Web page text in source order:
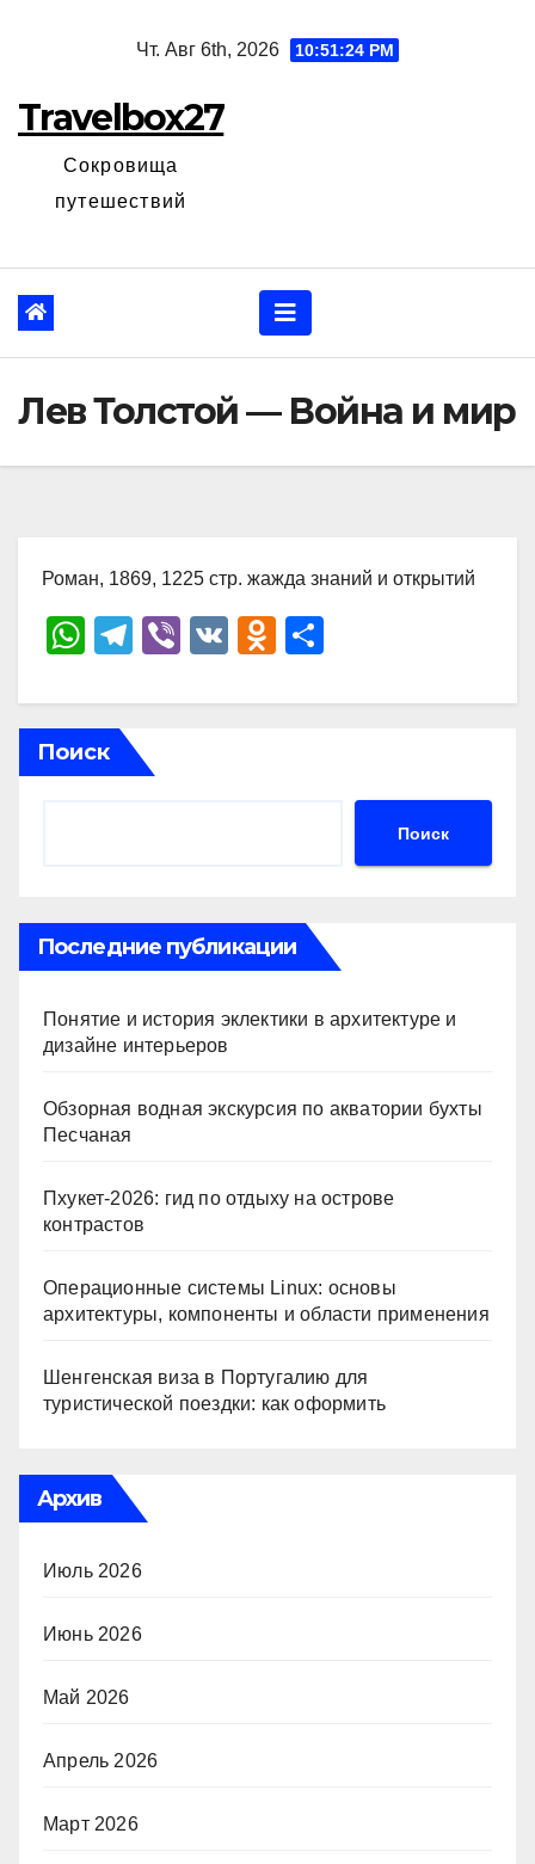
Чт. Авг 6th, 2026 10:51:25 PM
Travelbox27
Сокровища
путешествий
Лев Толстой — Война и мир
Роман, 1869, 1225 стр. жажда знаний и открытий
W
at
s
A
T
e
gr
a
Vi
er
V
O
n
ki
р
ть
Поиск
Поиск
Последние публикации
Понятие и история эклектики в архитектуре и
дизайне интерьеров
Обзорная водная экскурсия по акватории бухты
Песчаная
Пхукет-2026: гид по отдыху на острове
контрастов
Операционные системы Linux: основы
архитектуры, компоненты и области применения
Шенгенская виза в Португалию для
туристической поездки: как оформить
Архив
Июль 2026
Июнь 2026
Май 2026
Апрель 2026
Март 2026